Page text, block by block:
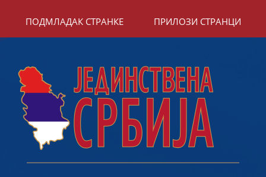
ПОДМЛАДАК СТРАНКЕ ПРИЛОЗИ СТРАНЦИ